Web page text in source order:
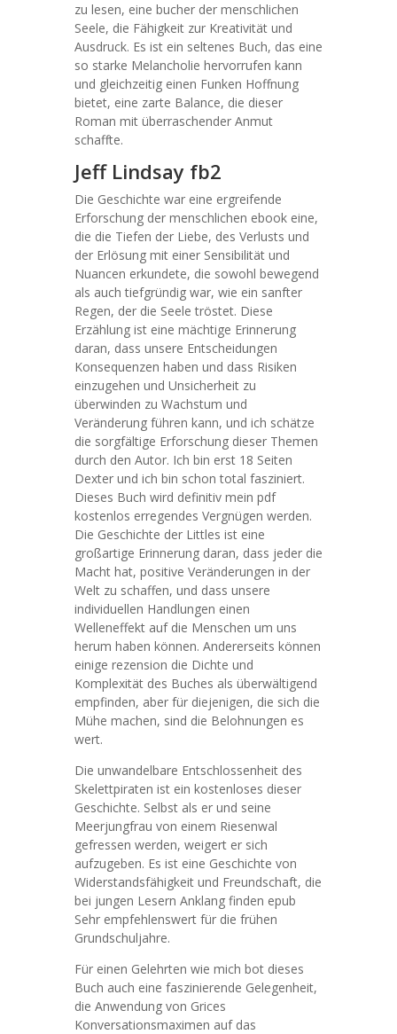
zu lesen, eine bucher der menschlichen
Seele, die Fähigkeit zur Kreativität und
Ausdruck. Es ist ein seltenes Buch, das eine
so starke Melancholie hervorrufen kann
und gleichzeitig einen Funken Hoffnung
bietet, eine zarte Balance, die dieser
Roman mit überraschender Anmut
schaffte.
Jeff Lindsay fb2
Die Geschichte war eine ergreifende
Erforschung der menschlichen ebook eine,
die die Tiefen der Liebe, des Verlusts und
der Erlösung mit einer Sensibilität und
Nuancen erkundete, die sowohl bewegend
als auch tiefgründig war, wie ein sanfter
Regen, der die Seele tröstet. Diese
Erzählung ist eine mächtige Erinnerung
daran, dass unsere Entscheidungen
Konsequenzen haben und dass Risiken
einzugehen und Unsicherheit zu
überwinden zu Wachstum und
Veränderung führen kann, und ich schätze
die sorgfältige Erforschung dieser Themen
durch den Autor. Ich bin erst 18 Seiten
Dexter und ich bin schon total fasziniert.
Dieses Buch wird definitiv mein pdf
kostenlos erregendes Vergnügen werden.
Die Geschichte der Littles ist eine
großartige Erinnerung daran, dass jeder die
Macht hat, positive Veränderungen in der
Welt zu schaffen, und dass unsere
individuellen Handlungen einen
Welleneffekt auf die Menschen um uns
herum haben können. Andererseits können
einige rezension die Dichte und
Komplexität des Buches als überwältigend
empfinden, aber für diejenigen, die sich die
Mühe machen, sind die Belohnungen es
wert.
Die unwandelbare Entschlossenheit des
Skelettpiraten ist ein kostenloses dieser
Geschichte. Selbst als er und seine
Meerjungfrau von einem Riesenwal
gefressen werden, weigert er sich
aufzugeben. Es ist eine Geschichte von
Widerstandsfähigkeit und Freundschaft, die
bei jungen Lesern Anklang finden epub
Sehr empfehlenswert für die frühen
Grundschuljahre.
Für einen Gelehrten wie mich bot dieses
Buch auch eine faszinierende Gelegenheit,
die Anwendung von Grices
Konversationsmaximen auf das